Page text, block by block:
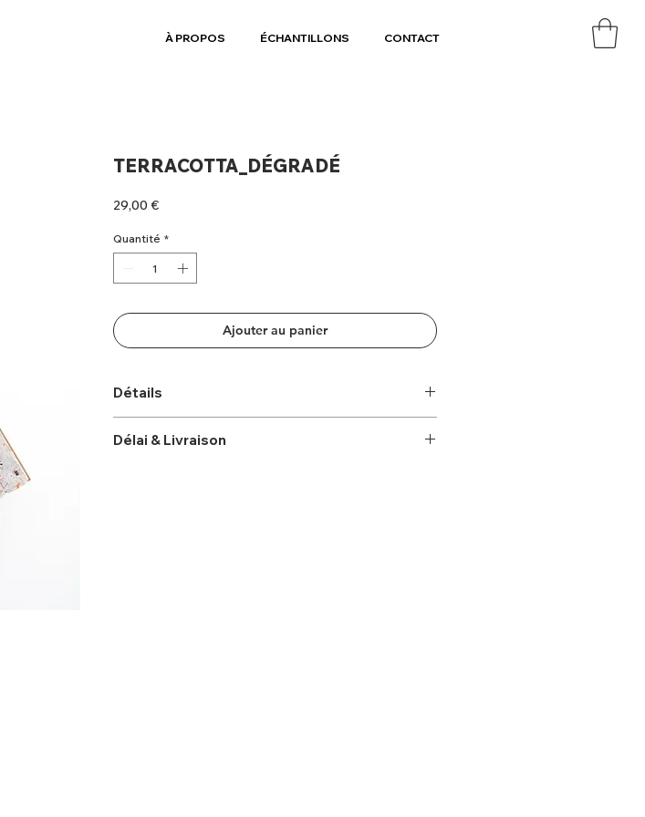
À PROPOS ÉCHANTILLONS CONTACT
TERRACOTTA_DÉGRADÉ
29,00 €Prix
Quantité *
Ajouter au panier
Détails
la.les brique.s de revêtement mural collée.s sur un
Délai & Livraison